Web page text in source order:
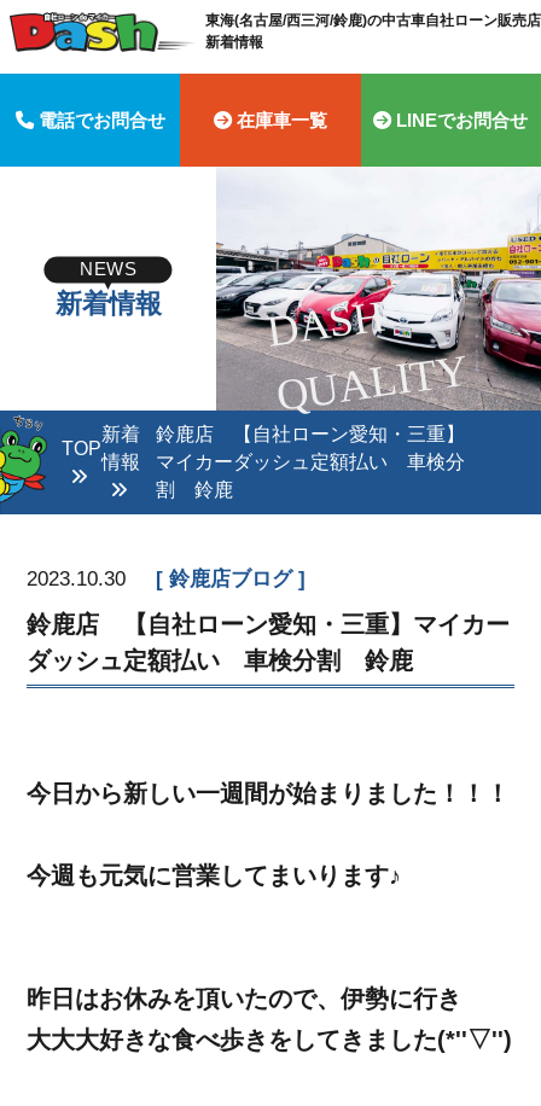
東海(名古屋/西三河/鈴鹿)の中古車自社ローン販売
新着情報
電話でお問合せ 在庫車一覧 LINEでお問合せ
D
A
S
H
Q
U
A
LI
T
Y
NEWS
新着情報
TOP
新着
情報
鈴鹿店 【自社ローン愛知・三重】
マイカーダッシュ定額払い 車検分
割 鈴鹿
2023.10.30 鈴鹿店ブログ
鈴鹿店 【自社ローン愛知・三重】マイカー
ダッシュ定額払い 車検分割 鈴鹿
今日から新しい一週間が始まりました！！！
今週も元気に営業してまいります♪
昨日はお休みを頂いたので、伊勢に行き
大大大好きな食べ歩きをしてきました(*''▽'')